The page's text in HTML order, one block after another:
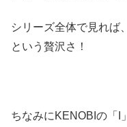
シリーズ全体で見れば
という贅沢さ！
ちなみにKENOBIの「I